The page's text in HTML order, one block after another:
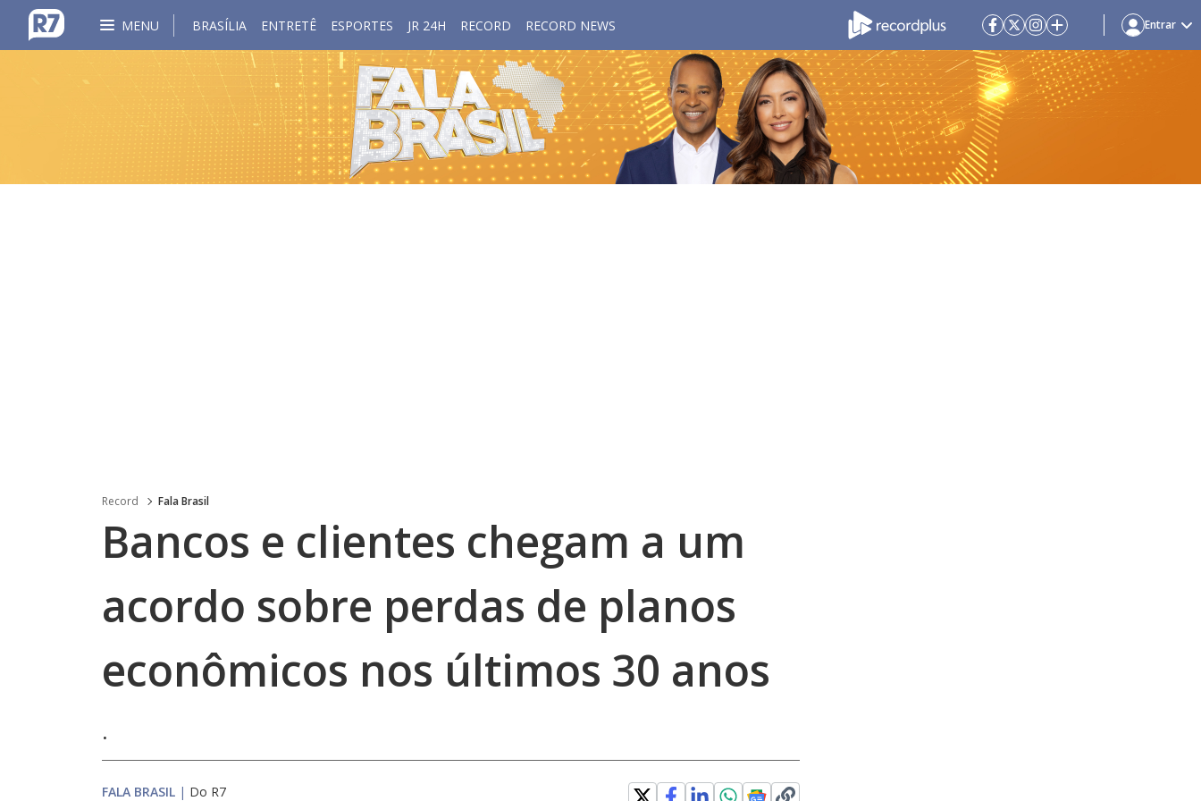
MENU BRASÍLIA ENTRETÊ ESPORTES JR 24H RECORD RECORD NEWS Entrar
Record Fala Brasil
Bancos e clientes chegam a um
acordo sobre perdas de planos
econômicos nos últimos 30 anos
.
FALA BRASIL | Do R7